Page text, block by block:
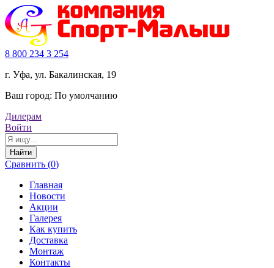
8 800 234 3 254
г. Уфа, ул. Бакалинская, 19
Ваш город: По умолчанию
Дилерам
Войти
Найти
Сравнить (0)
Главная
Новости
Акции
Галерея
Как купить
Доставка
Монтаж
Контакты